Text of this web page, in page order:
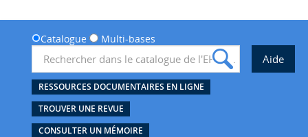
Catalogue Multi-bases
RESSOURCES DOCUMENTAIRES EN LIGNE
TROUVER UNE REVUE
CONSULTER UN MÉMOIRE